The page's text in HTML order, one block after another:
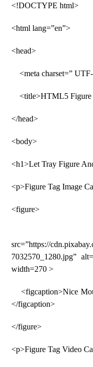
<!DOCTYPE html>
<html lang=”en”>
<head>
<meta charset=”
<title>HTML5 Figure
</head>
<body>
<h1>Let Tray Figure
<p>Figure Tag Image
<figure>
src=”https://
7032570_1280.jpg”
width=270 >
<figcaption>Nice
</figcaption>
</figure>
<p>Figure Tag Video